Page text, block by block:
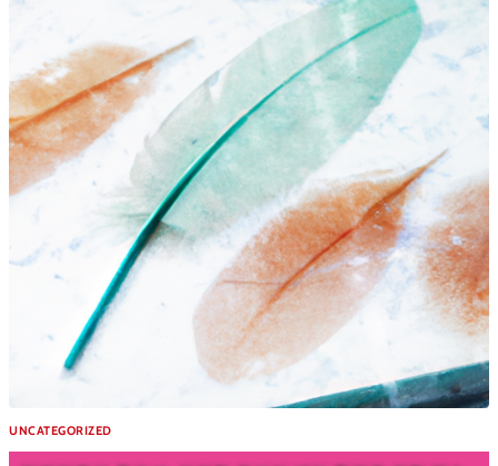
UNCATEGORIZED